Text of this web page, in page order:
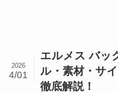
エルメス バッ
ル・素材・サ
徹底解説！
2026
4/01